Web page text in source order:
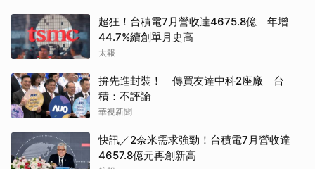
超狂！台積電7月營收達4675.8億 年增
44.7%續創單月史高
太報
拚先進封裝！ 傳買友達中科2座廠 台
積：不評論
華視新聞
快訊／2奈米需求強勁！台積電7月營收達
4657.8億元再創新高